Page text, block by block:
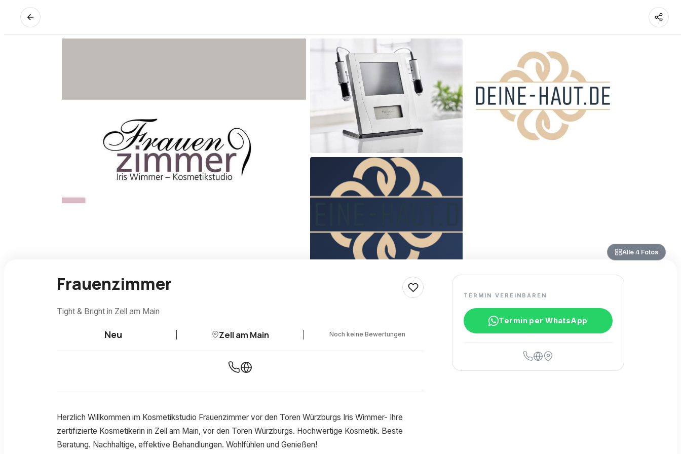
Alle 4 Fotos
Frauenzimmer
Tight & Bright in Zell am Main
Neu Zell am Main Noch keine Bewertungen
Herzlich Willkommen im Kosmetikstudio Frauenzimmer vor den Toren Würzburgs Iris Wimmer- Ihre
zertifizierte Kosmetikerin in Zell am Main, vor den Toren Würzburgs. Hochwertige Kosmetik. Beste
Beratung. Nachhaltige, effektive Behandlungen. Wohlfühlen und Genießen!
TERMIN VEREINBAREN
Termin per WhatsApp